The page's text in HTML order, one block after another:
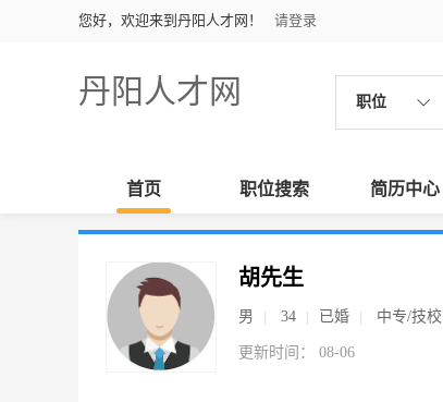
您好，欢迎来到丹阳人才网！ 请登录
丹阳人才网 职位
首页 职位搜索 简历中心
胡先生
男 34 已婚 中专/技校
更新时间： 08-06